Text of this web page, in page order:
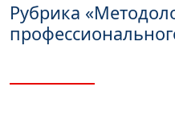
Рубрика